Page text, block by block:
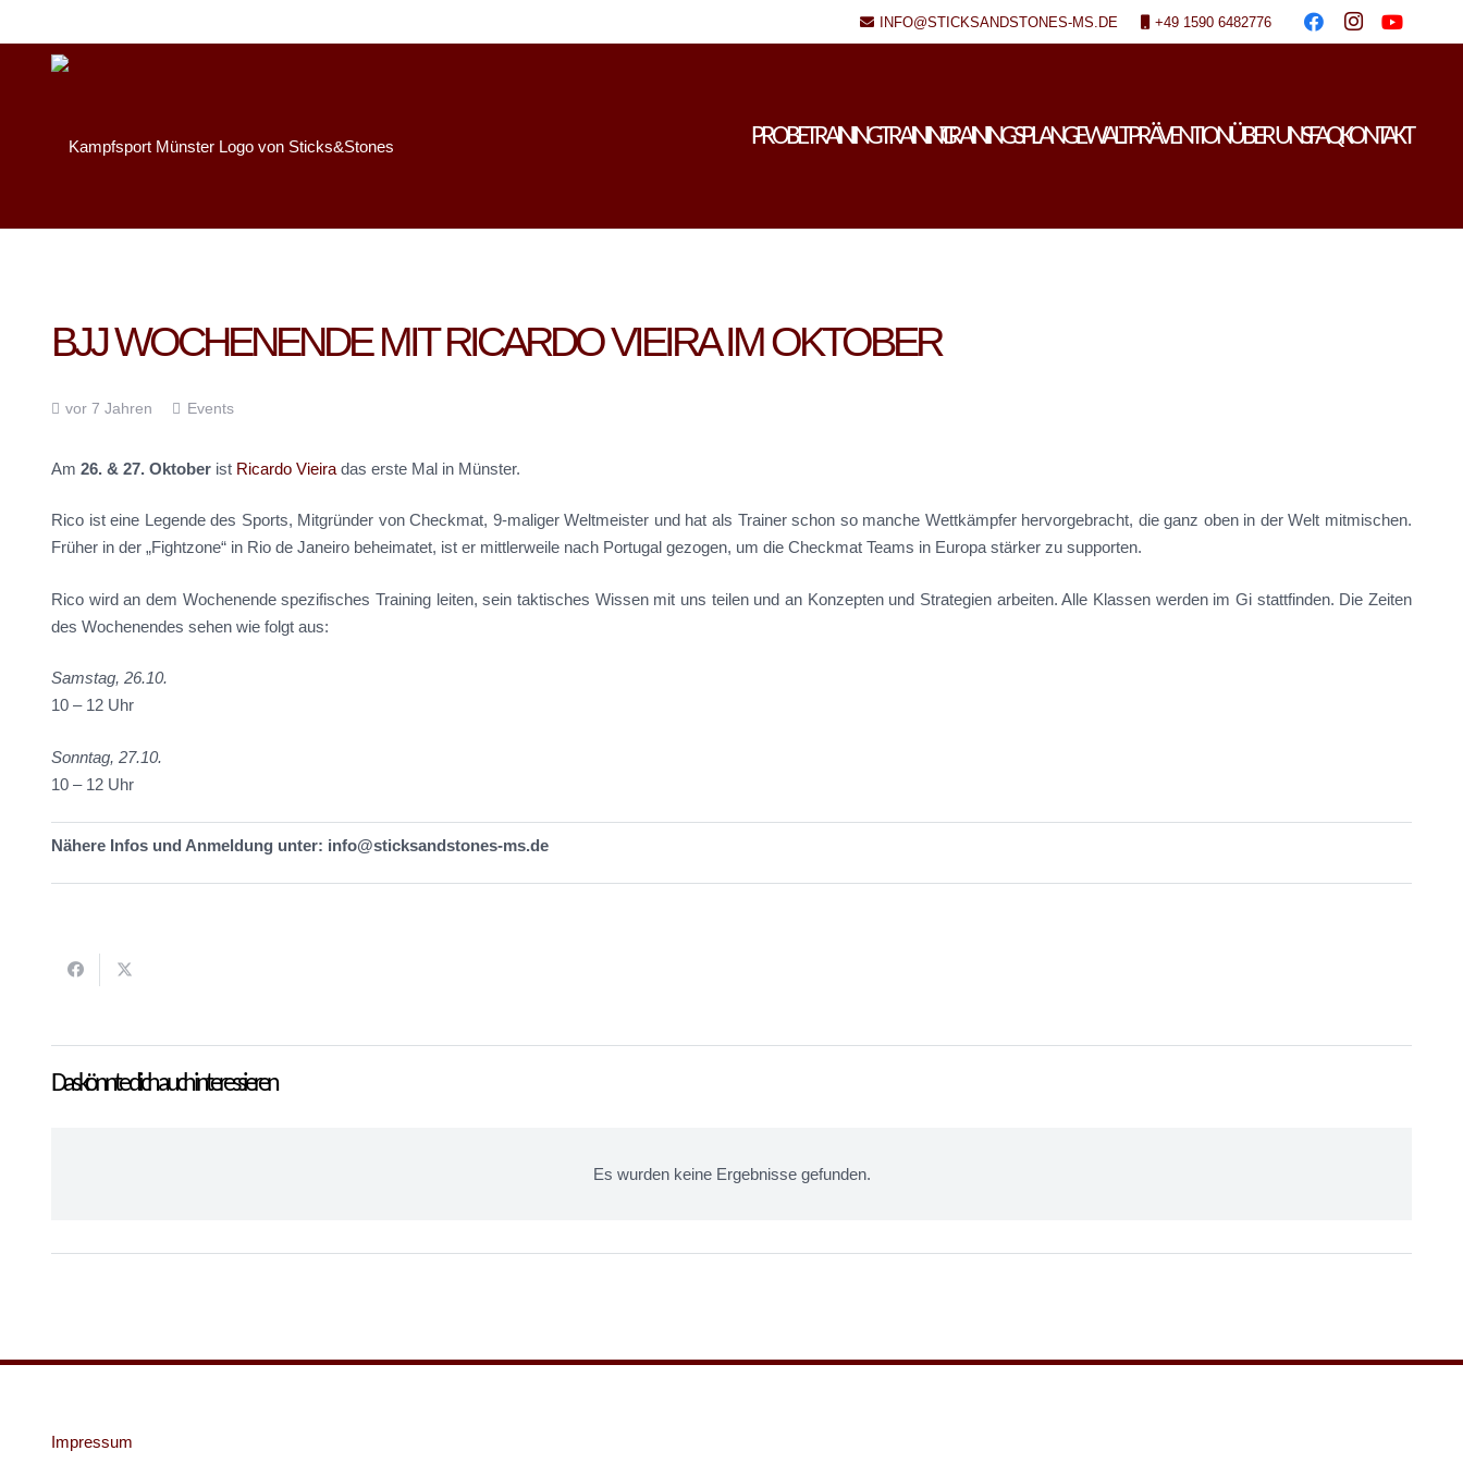
INFO@STICKSANDSTONES-MS.DE +49 1590 6482776
PROBETRAININGTRAININGTRAININGSPLANGEWALTPRÄVENTIONÜBER UNSFAQKONTAKT
BJJ WOCHENENDE MIT RICARDO VIEIRA IM OKTOBER
vor 7 Jahren Events
Am 26. & 27. Oktober ist Ricardo Vieira das erste Mal in Münster.
Rico ist eine Legende des Sports, Mitgründer von Checkmat, 9-maliger Weltmeister und hat als Trainer schon so manche Wettkämpfer hervorgebracht, die ganz oben in der Welt mitmischen.
Früher in der „Fightzone“ in Rio de Janeiro beheimatet, ist er mittlerweile nach Portugal gezogen, um die Checkmat Teams in Europa stärker zu supporten.
Rico wird an dem Wochenende spezifisches Training leiten, sein taktisches Wissen mit uns teilen und an Konzepten und Strategien arbeiten. Alle Klassen werden im Gi stattfinden. Die Zeiten
des Wochenendes sehen wie folgt aus:
Samstag, 26.10.
10 – 12 Uhr
Sonntag, 27.10.
10 – 12 Uhr
Nähere Infos und Anmeldung unter: info@sticksandstones-ms.de
Das könnte dich auch interessieren
Es wurden keine Ergebnisse gefunden.
Impressum